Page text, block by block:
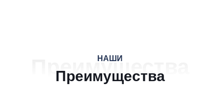
НАШИ
Преимущества
Преимущества